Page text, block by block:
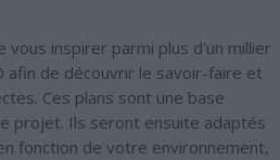
vous inspirer parmi plus d'un millier
afin de découvrir le savoir-faire et
Ces plans sont une base
projet. Ils seront ensuite adaptés
fonction de votre environnement,